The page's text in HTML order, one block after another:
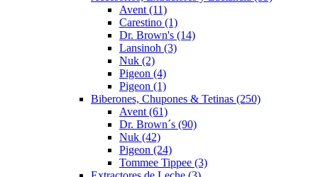
Avent (11)
Carestino (1)
Dr. Brown's (14)
Lansinoh (3)
Nuk (2)
Pigeon (4)
Pigeon (1)
Biberones, Chupones & Tetinas (250)
Avent (61)
Dr. Brown´s (90)
Nuk (42)
Pigeon (24)
Tommee Tippee (3)